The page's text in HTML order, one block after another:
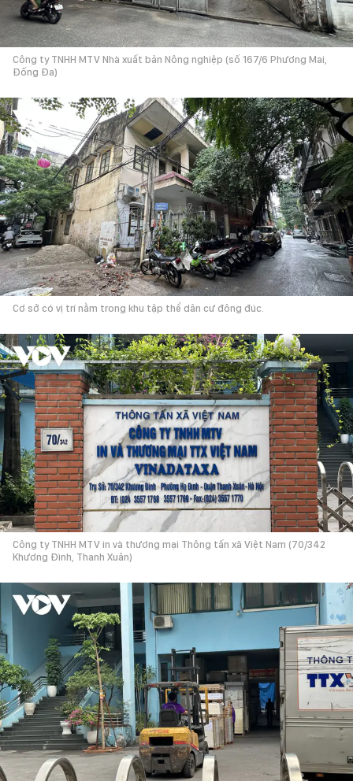
Công ty TNHH MTV Nhà xuất bản Nông nghiệp (số 167/6 Phương Mai,
Đống Đa)
Cơ sở có vị trí nằm trong khu tập thể dân cư đông đúc.
Công ty TNHH MTV in và thương mại Thông tấn xã Việt Nam (70/342
Khương Đình, Thanh Xuân)